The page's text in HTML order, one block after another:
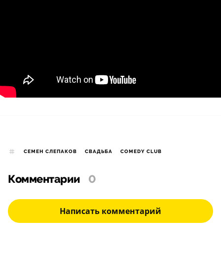
СЕМЕН СЛЕПАКОВ СВАДЬБА COMEDY CLUB
Комментарии 0
Написать комментарий